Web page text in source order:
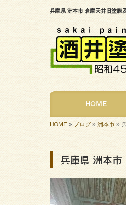
兵庫県 洲本市 倉庫天井旧塗膜
HOME
HOME » ブログ » 洲本市 »
兵庫県 洲本